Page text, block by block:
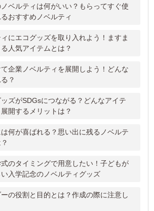
ベルティは何がいい？もらってすぐ使
おすすめノベルティ
にエコグッズを取り入れよう！ますま
人気アイテムとは？
企業ノベルティを展開しよう！どんな
？
ズがSDGsにつながる？どんなアイテ
開するメリットは？
何が喜ばれる？思い出に残るノベルテ
のタイミングで用意したい！子どもが
入学記念のノベルティグッズ
の役割と目的とは？作成の際に注意し